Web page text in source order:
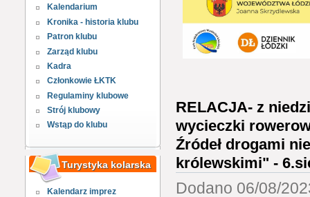
Kalendarium
Kronika - historia klubu
Patron klubu
Zarząd klubu
Kadra
Członkowie ŁKTK
Regulaminy klubowe
Strój klubowy
Wstąp do klubu
Turystyka kolarska
Kalendarz imprez
RELACJA- z
wycieczki
Źródeł drogami
królewskimi" -
Dodano 06/08/